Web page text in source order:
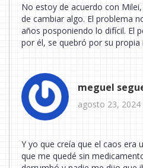
No estoy de acuerdo con
de cambiar algo. El problema
años posponiendo lo difícil. El
por él, se quebró por su propia
meguel
agosto 23, 2024
Y yo que creía que el caos era
que me quedé sin